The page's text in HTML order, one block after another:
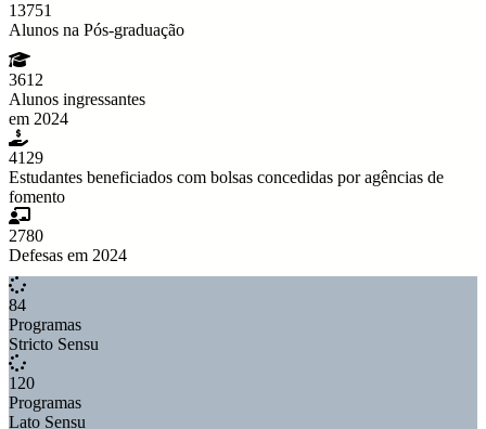
13751
Alunos na Pós-graduação
3612
Alunos ingressantes
em 2024
4129
Estudantes beneficiados com bolsas concedidas por agências de
fomento
2780
Defesas em 2024
84
Programas
Stricto Sensu
120
Programas
Lato Sensu